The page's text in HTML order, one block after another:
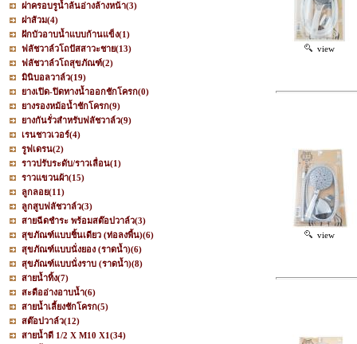
ฝาครอบรูน้ำล้นอ่างล้างหน้า(3)
ฝาส้วม(4)
ฝักบัวอาบน้ำแบบก้านแข็ง(1)
ฟลัชวาล์วโถปัสสาวะชาย(13)
ฟลัชวาล์วโถสุขภัณฑ์(2)
มินิบอลวาล์ว(19)
ยางเปิด-ปิดทางน้ำออกชักโครก(0)
ยางรองหม้อน้ำชักโครก(9)
ยางกันรั่วสำหรับฟลัชวาล์ว(9)
เรนชาวเวอร์(4)
รูฟเดรน(2)
ราวปรับระดับ/ราวเลื่อน(1)
ราวแขวนผ้า(15)
ลูกลอย(11)
ลูกสูบฟลัชวาล์ว(3)
สายฉีดชำระ พร้อมสต๊อปวาล์ว(3)
สุขภัณฑ์แบบชิ้นเดียว (ท่อลงพื้น)(6)
สุขภัณฑ์แบบนั่งยอง (ราดน้ำ)(6)
สุขภัณฑ์แบบนั่งราบ (ราดน้ำ)(8)
สายน้ำทิ้ง(7)
สะดืออ่างอาบน้ำ(6)
สายน้ำเลี้ยงชักโครก(5)
สต๊อปวาล์ว(12)
สายน้ำดี 1/2 X M10 X1(34)
view
view